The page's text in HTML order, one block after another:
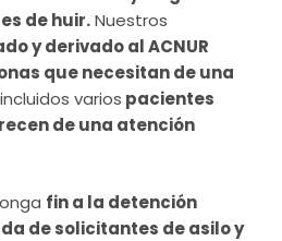
de huir.Nuestros
y derivado al ACNUR
que necesitan de una
varios pacientes
de una atención
fin a la detención
de solicitantes de asilo y